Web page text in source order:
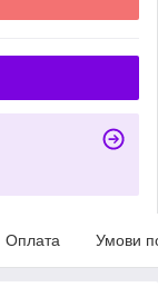
Оплата Умови